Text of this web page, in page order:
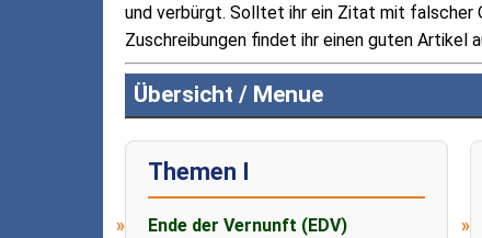
und verbürgt. Solltet ihr ein Zitat mit falscher
Zuschreibungen findet ihr einen guten Artikel
Übersicht / Menue
Themen I
Ende der Vernunft (EDV)